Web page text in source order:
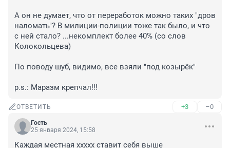
А он не думает, что от переработок можно таких "дров
наломать"? В милиции-полиции тоже так было, и что
с ней стало? ...некомплект более 40% (со слов
Колокольцева)
По поводу шуб, видимо, все взяли "под козырёк"
p.s.: Маразм крепчал!!!
ОТВЕТИТЬ +3 –0
Гость
25 января 2024, 15:58
Каждая местная ххххх ставит себя выше